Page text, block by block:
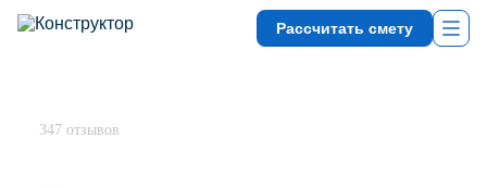
Рассчитать смету
347 отзывов